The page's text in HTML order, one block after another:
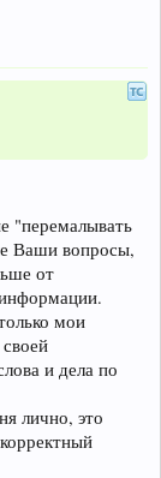
"перемалывать
Ваши вопросы,
от
мои
и дела по
лично, это